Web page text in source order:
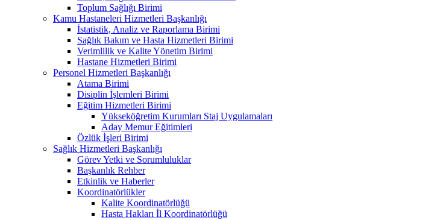
Toplum Sağlığı Birimi
Kamu Hastaneleri Hizmetleri Başkanlığı
İstatistik, Analiz ve Raporlama Birimi
Sağlık Bakım ve Hasta Hizmetleri Birimi
Verimlilik ve Kalite Yönetim Birimi
Hastane Hizmetleri Birimi
Personel Hizmetleri Başkanlığı
Atama Birimi
Disiplin İşlemleri Birimi
Eğitim Hizmetleri Birimi
Yükseköğretim Kurumları Staj Uygulamaları
Aday Memur Eğitimleri
Özlük İşleri Birimi
Sağlık Hizmetleri Başkanlığı
Görev Yetki ve Sorumluluklar
Başkanlık Rehber
Etkinlik ve Haberler
Koordinatörlükler
Kalite Koordinatörlüğü
Hasta Hakları İl Koordinatörlüğü